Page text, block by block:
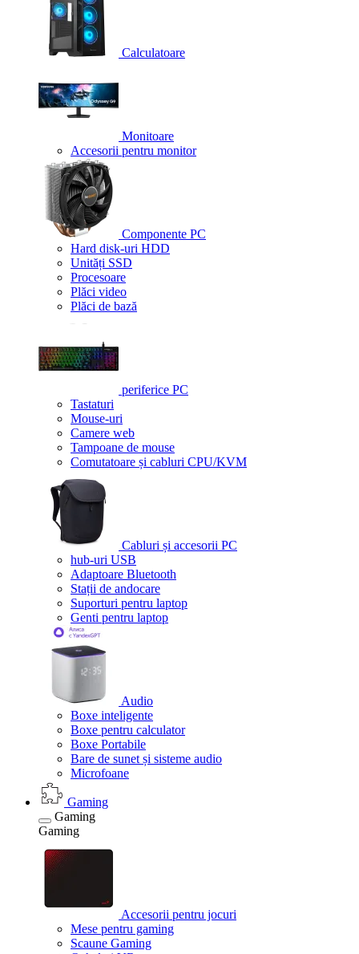
Calculatoare
Monitoare
Accesorii pentru monitor
Componente PC
Hard disk-uri HDD
Unități SSD
Procesoare
Plăci video
Plăci de bază
periferice PC
Tastaturi
Mouse-uri
Camere web
Tampoane de mouse
Comutatoare și cabluri CPU/KVM
Cabluri și accesorii PC
hub-uri USB
Adaptoare Bluetooth
Stații de andocare
Suporturi pentru laptop
Genti pentru laptop
Audio
Boxe inteligente
Boxe pentru calculator
Boxe Portabile
Bare de sunet și sisteme audio
Microfoane
Gaming
Gaming
Gaming
Accesorii pentru jocuri
Mese pentru gaming
Scaune Gaming